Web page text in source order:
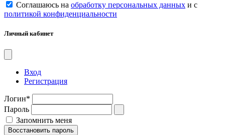
Соглашаюсь на обработку персональных данных и с
политикой конфиденциальности
Личный кабинет
Вход
Регистрация
Логин*
Пароль
Запомнить меня
Восстановить пароль